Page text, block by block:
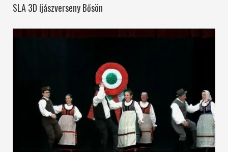
SLA 3D íjászverseny Bősön